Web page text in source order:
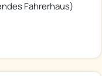
Fahrerhaus)